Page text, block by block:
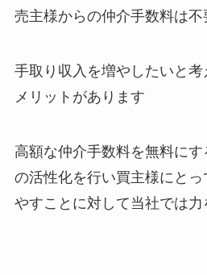
売主様からの仲介手数料は不
手取り収入を増やしたいと
メリットがあります
高額な仲介手数料を無料にす
の活性化を行い買主様にと
やすことに対して当社では